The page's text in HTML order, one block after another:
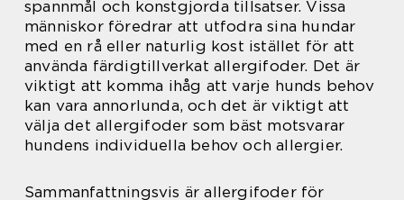
spannmål och konstgjorda tillsatser. Vissa
människor föredrar att utfodra sina hundar
med en rå eller naturlig kost istället för att
använda färdigtillverkat allergifoder. Det är
viktigt att komma ihåg att varje hunds behov
kan vara annorlunda, och det är viktigt att
välja det allergifoder som bäst motsvarar
hundens individuella behov och allergier.
Sammanfattningsvis är allergifoder för